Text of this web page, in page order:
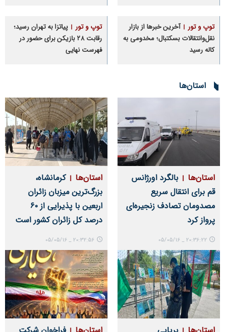
توپ و تور
آخرین خبرها از بازار
نقل‌وانتقالات بسکتبال؛ مخدومی به
کاله رسید
توپ و تور
پیاتزا به تهران رسید؛
رقابت ۲۸ بازیکن برای حضور در
فهرست نهایی
استان‌ها
استان‌ها
بالگرد اورژانس
قم برای انتقال سریع
مصدومان تصادف زنجیره‌ای
پرواز کرد
20:36:22 _ 05/05/16
استان‌ها
کرمانشاه،
بزرگ‌ترین میزبان زائران
اربعین با پذیرایی از ۶۰
درصد کل زائران کشور است
20:32:56 _ 05/05/16